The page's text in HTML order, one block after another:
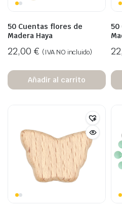
50 Cuentas flores de
Madera Haya
22,00 € (IVA NO incluido)
Añadir al carrito
50